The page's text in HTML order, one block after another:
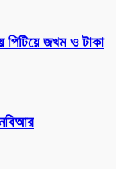
পিটিয়ে জখম ও টাকা